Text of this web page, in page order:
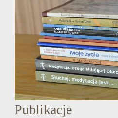
Publikacje